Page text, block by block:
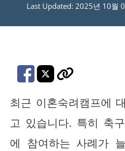
Last Updated: 2025년 10월
최근 이혼숙려캠프에
고 있습니다. 특히 축
에 참여하는 사례가